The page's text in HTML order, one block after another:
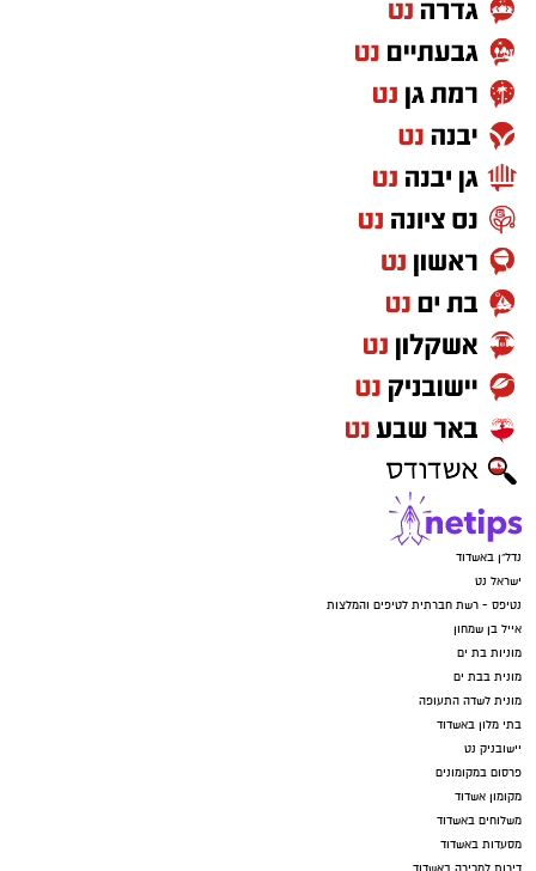
נדל"ן באשדוד
ישראל נט
נטיפס - רשת חברתית לטיפים והמלצות
אייל בן שמחון
מוניות בת ים
מונית בבת ים
מונית לשדה התעופה
בתי מלון באשדוד
יישובניק נט
פרסום במקומונים
מקומון אשדוד
משלוחים באשדוד
מסעדות באשדוד